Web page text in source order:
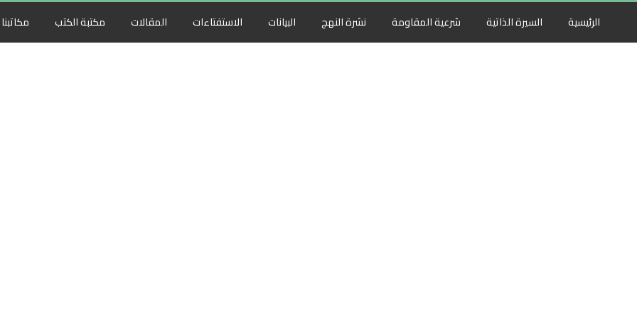
الرئيسية السيرة الذاتية شرعية المقاومة نشرة النهج البيانات الاستفتاءات المقالات مكتبة الكتب مكاتبنا